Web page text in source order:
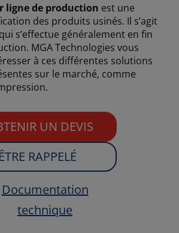
ligne de production est une
des produits usinés. Il s’agit
s’effectue généralement en fin
MGA Technologies vous
à ces différentes solutions
sur le marché, comme
UN DEVIS
ÊTRE RAPPELÉ
Documentation
technique